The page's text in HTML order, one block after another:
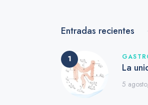
Entradas recientes
La
5